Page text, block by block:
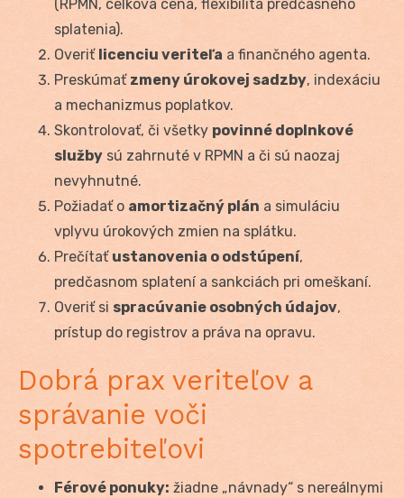
(RPMN, celková cena, flexibilita predčasného
splatenia).
Overiť licenciu veriteľa a finančného agenta.
Preskúmať zmeny úrokovej sadzby, indexáciu
a mechanizmus poplatkov.
Skontrolovať, či všetky povinné doplnkové
služby sú zahrnuté v RPMN a či sú naozaj
nevyhnutné.
Požiadať o amortizačný plán a simuláciu
vplyvu úrokových zmien na splátku.
Prečítať ustanovenia o odstúpení,
predčasnom splatení a sankciách pri omeškaní.
Overiť si spracúvanie osobných údajov,
prístup do registrov a práva na opravu.
Dobrá prax veriteľov a
správanie voči
spotrebiteľovi
Férové ponuky: žiadne „návnady“ s nereálnymi